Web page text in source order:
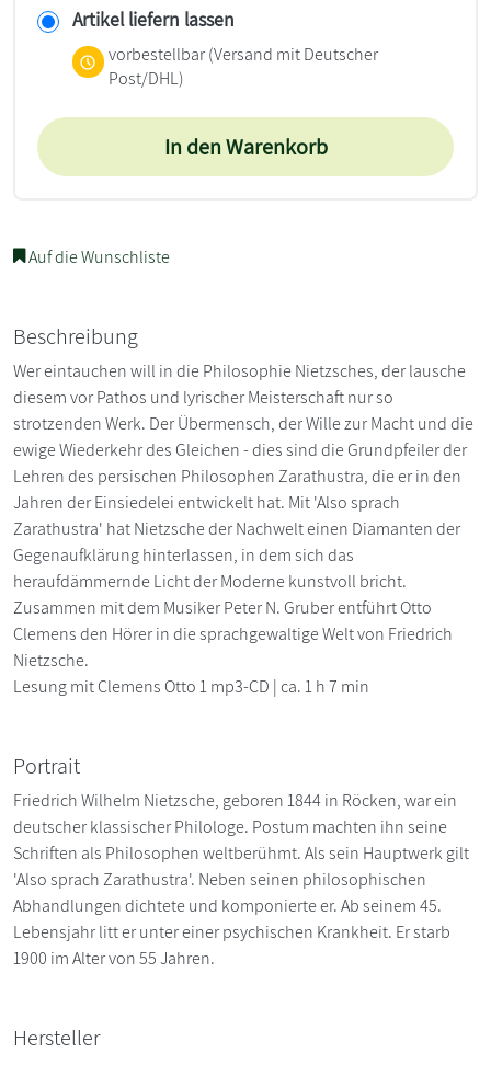
Artikel liefern lassen
vorbestellbar(Versand mit Deutscher
Post/DHL)
In den Warenkorb
Auf die Wunschliste
Beschreibung
Wer eintauchen will in die Philosophie Nietzsches, der lausche
diesem vor Pathos und lyrischer Meisterschaft nur so
strotzenden Werk. Der Übermensch, der Wille zur Macht und die
ewige Wiederkehr des Gleichen - dies sind die Grundpfeiler der
Lehren des persischen Philosophen Zarathustra, die er in den
Jahren der Einsiedelei entwickelt hat. Mit 'Also sprach
Zarathustra' hat Nietzsche der Nachwelt einen Diamanten der
Gegenaufklärung hinterlassen, in dem sich das
heraufdämmernde Licht der Moderne kunstvoll bricht.
Zusammen mit dem Musiker Peter N. Gruber entführt Otto
Clemens den Hörer in die sprachgewaltige Welt von Friedrich
Nietzsche.
Lesung mit Clemens Otto 1 mp3-CD | ca. 1 h 7 min
Portrait
Friedrich Wilhelm Nietzsche, geboren 1844 in Röcken, war ein
deutscher klassischer Philologe. Postum machten ihn seine
Schriften als Philosophen weltberühmt. Als sein Hauptwerk gilt
'Also sprach Zarathustra'. Neben seinen philosophischen
Abhandlungen dichtete und komponierte er. Ab seinem 45.
Lebensjahr litt er unter einer psychischen Krankheit. Er starb
1900 im Alter von 55 Jahren.
Hersteller